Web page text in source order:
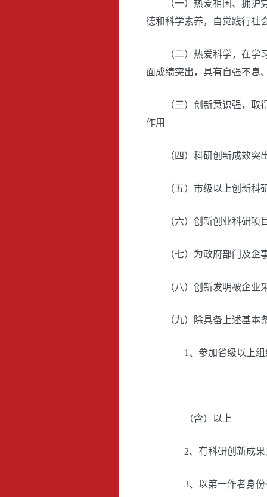
（一）热爱祖国、拥
德和科学素养，自觉践行社
（二）热爱科学，在
面成绩突出，具有自强不息
（三）创新意识强，
作用
（四）科研创新成效
（五）市级以上创新科
（六）创新创业科研项
（七）为政府部门及
（八）创新发明被企业
（九）除具备上述基
1、参加省级以上组
（含）以上
2、有科研创新成果
3、以第一作者身份